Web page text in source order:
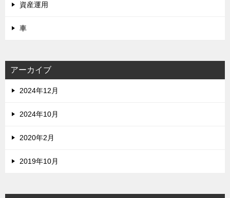
資産運用
車
アーカイブ
2024年12月
2024年10月
2020年2月
2019年10月